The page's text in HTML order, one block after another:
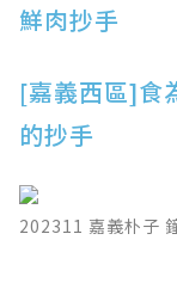
鮮肉抄手
[嘉義西區]食
的抄手
202311 嘉義朴子